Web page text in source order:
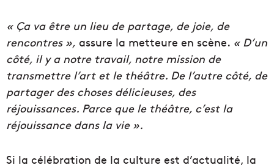
« Ça va être un lieu de partage, de joie, de
rencontres », assure la metteure en scène. « D’un
côté, il y a notre travail, notre mission de
transmettre l’art et le théâtre. De l’autre côté, de
partager des choses délicieuses, des
réjouissances. Parce que le théâtre, c’est la
réjouissance dans la vie ».
Si la célébration de la culture est d’actualité, la